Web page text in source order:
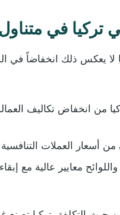
في
لا يعكس ذلك انخفاضاً في
من انخفاض تكاليف
أسعار العملات
معايير عالية مع